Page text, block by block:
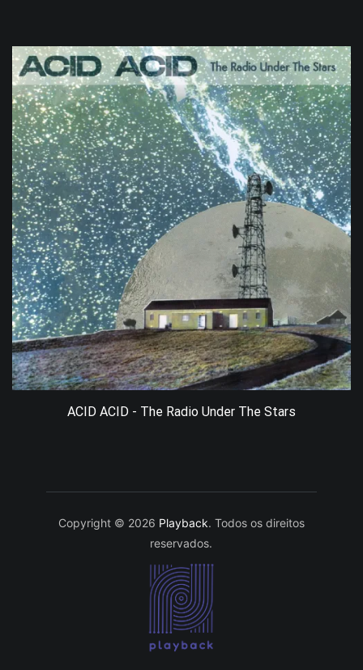
ACID ACID - The Radio Under The Stars
Copyright © 2026 Playback. Todos os direitos
reservados.